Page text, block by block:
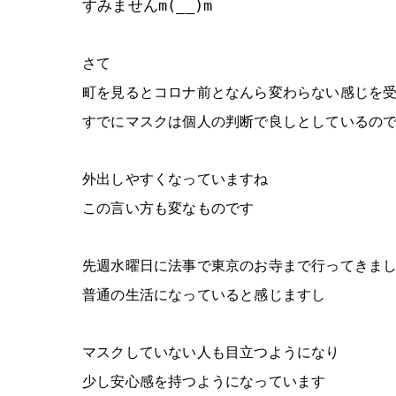
すみませんm(__)m
さて
町を見るとコロナ前となんら変わらない感じを
すでにマスクは個人の判断で良しとしているの
外出しやすくなっていますね
この言い方も変なものです
先週水曜日に法事で東京のお寺まで行ってきま
普通の生活になっていると感じますし
マスクしていない人も目立つようになり
少し安心感を持つようになっています